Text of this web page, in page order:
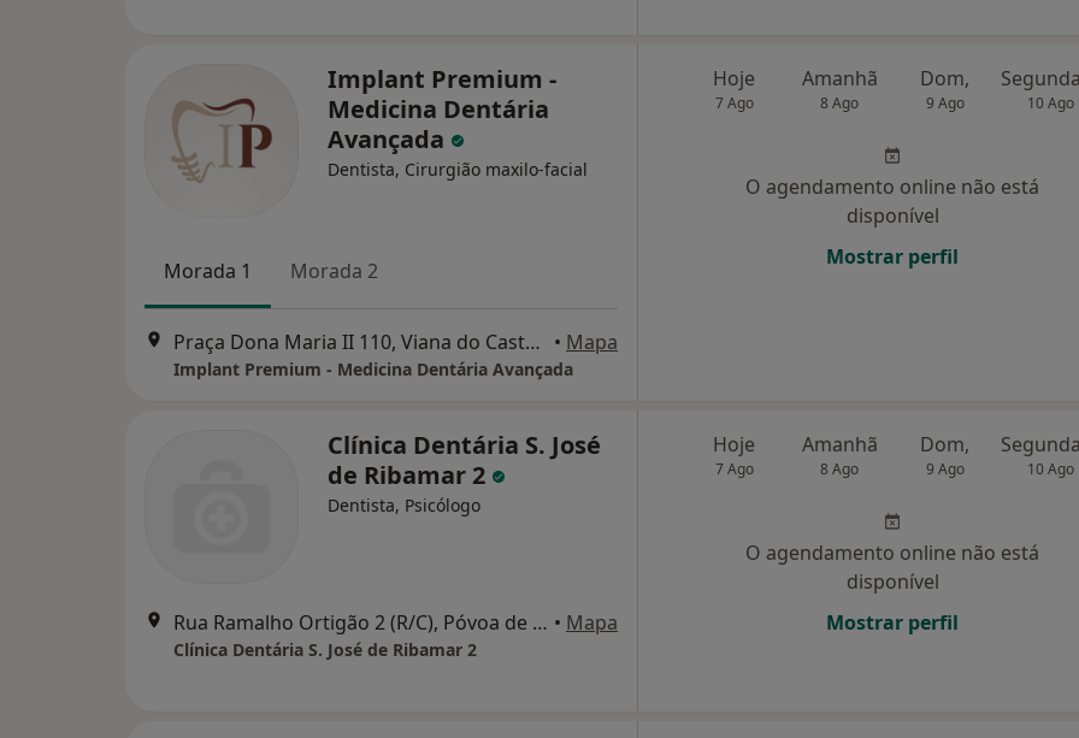
Implant Premium -
Medicina Dentária
Avançada
Dentista, Cirurgião maxilo-facial
Morada 1 Morada 2
Praça Dona Maria II 110, Viana do Castelo • Mapa
Implant Premium - Medicina Dentária Avançada
Hoje
7 Ago
Amanhã
8 Ago
Dom,
9 Ago 10 Ago
O agendamento online não está
disponível
Mostrar perfil
Clínica Dentária S. José
de Ribamar 2
Dentista, Psicólogo
Rua Ramalho Ortigão 2 (R/C), Póvoa de Varzim • Mapa
Clínica Dentária S. José de Ribamar 2
Hoje
7 Ago
Amanhã
8 Ago
Dom,
9 Ago 10 Ago
O agendamento online não está
disponível
Mostrar perfil